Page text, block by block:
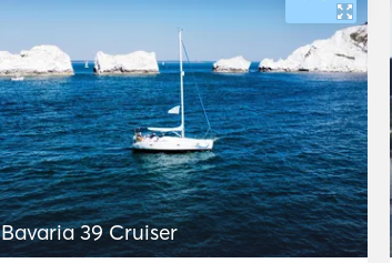
Bavaria 39 Cruiser